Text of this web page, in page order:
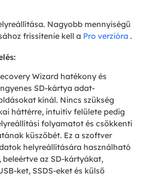
Nagyobb mennyiségű
frissítenie kell a Pro verzióra .
Wizard hatékony és
SD-kártya adat-
kínál. Nincs szükség
háttérre, intuitív felülete pedig
folyamatot és csökkenti
küszöbét. Ez a szoftver
helyreállítására használható
az SD-kártyákat,
ket, SSDS-eket és külső